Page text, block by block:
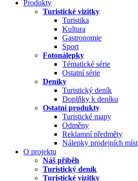
Produkty
Turistické vizitky
Turistika
Kultura
Gastronomie
Sport
Fotonálepky
Tématické série
Ostatní série
Deníky
Turistický deník
Doplňky k deníku
Ostatní produkty
Turistické mapy
Odměny
Reklamní předměty
Nálepky prodejních míst
O projektu
Náš příběh
Turistický deník
Turistické vizitky